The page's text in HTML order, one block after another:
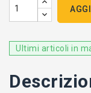
Ultimi articoli in